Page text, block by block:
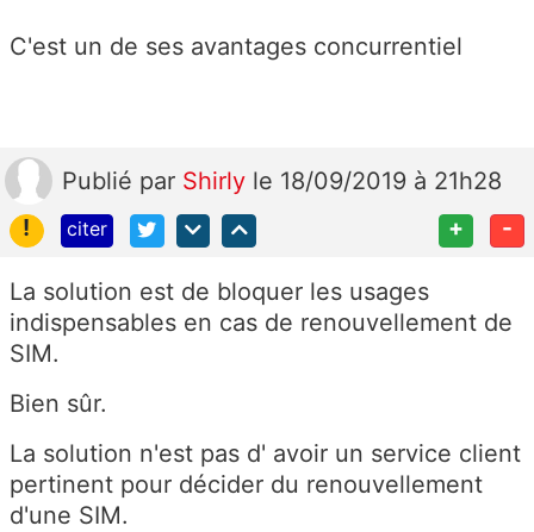
C'est un de ses avantages concurrentiel
Publié par Shirly le 18/09/2019 à 21h28
!
citer + -
La solution est de bloquer les usages
indispensables en cas de renouvellement de
SIM.
Bien sûr.
La solution n'est pas d' avoir un service client
pertinent pour décider du renouvellement
d'une SIM.